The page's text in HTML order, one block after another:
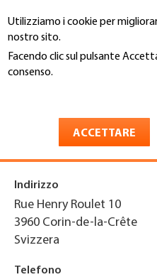
Utilizziamo i cookie per
nostro sito.
Facendo clic sul pulsante
consenso.
ACCETTARE
al
contenuto
principale
You
installation
Indirizzo
Rue Henry Roulet 10
3960 Corin-de-la-Crête
Svizzera
Telefono